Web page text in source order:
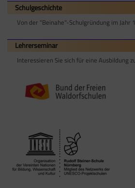
Schulgeschichte
Von der "Beinahe"-Schulgründung im Jahr
Lehrerseminar
Interessieren Sie sich für eine Ausbildung